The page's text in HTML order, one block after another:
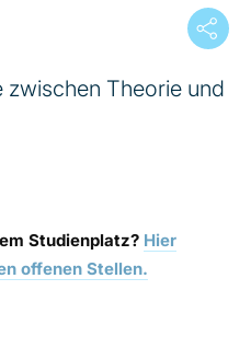
zwischen Theorie und
Studienplatz? Hier
offenen Stellen.